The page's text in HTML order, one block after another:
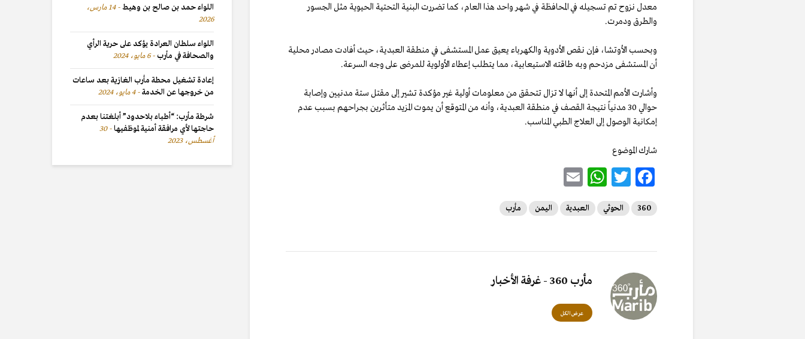
معدل نزوح تم تسجيله في المحافظة في شهر واحد هذا العام، كما تضررت البنية التحتية الحيوية مثل الجسور
والطرق ودمرت.
وبحسب الأوتشا، فإن نقص الأدوية والكهرباء يعيق عمل المستشفى في منطقة العبدية، حيث أفادت مصادر محلية
أن المستشفى مزدحم وبه طاقته الاستيعابية، مما يتطلب إعطاء الأولوية للمرضى على وجه السرعة.
وأشارت الأمم المتحدة إلى أنها لا تزال تتحقق من معلومات أولية غير مؤكدة تشير إلى مقتل ستة مدنيين وإصابة
حوالي 30 مدنياً نتيجة القصف في منطقة العبدية، وأنه من المتوقع أن يموت المزيد متأثرين بجراحهم بسبب عدم
إمكانية الوصول إلى العلاج الطبي المناسب.
شارك الموضوع
F
ac
e
o
o
k
T
w
it
r
W
h
at
A
p
p
m
ai
360 الحوثي العبدية اليمن مأرب
مأرب 360 - غرفة الأخبار
عرض الكل
اللواء حمد بن صالح بن وهيط
14 مارس،
2026
اللواء سلطان العرادة يؤكد على حرية الرأي
والصحافة في مأرب
6 مايو، 2024
إعادة تشغيل محطة مأرب الغازية بعد ساعات
من خروجها عن الخدمة
4 مايو، 2024
شرطة مأرب: “أطباء بلاحدود” أبلغتنا بعدم
حاجتها لأي مرافقة أمنية لموظفيها
30
أغسطس، 2023